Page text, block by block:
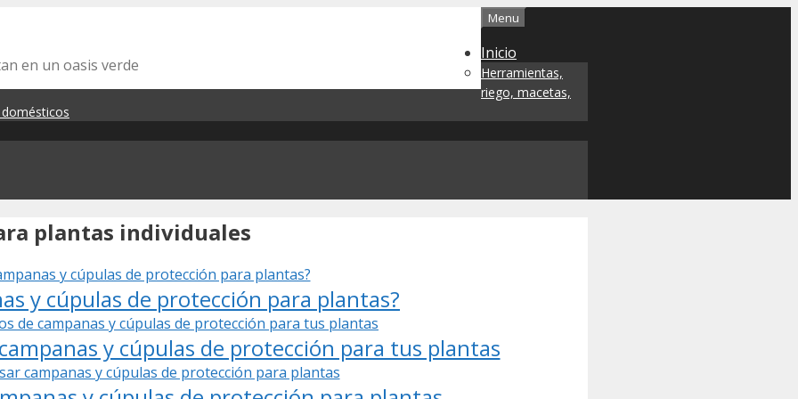
en un oasis verde
Menu
Inicio
Herramientas,
riego, macetas,
plantas individuales
y cúpulas de protección para plantas?
y cúpulas de protección para tus plantas